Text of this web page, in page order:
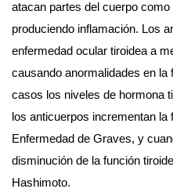
atacan partes del cuerpo
produciendo inflamación. Los
enfermedad ocular tiroidea a
causando anormalidades en la
casos los niveles de hormona
los anticuerpos incrementan la
Enfermedad de Graves, y
disminución de la función
Hashimoto.